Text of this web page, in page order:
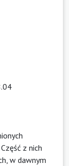
z nich
w dawnym